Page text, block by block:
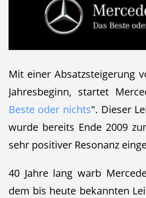
Mit einer Absatzsteigerung
Jahresbeginn, startet
Beste oder nichts". Dieser
wurde bereits Ende 2009
sehr positiver Resonanz
40 Jahre lang warb
dem bis heute bekannten